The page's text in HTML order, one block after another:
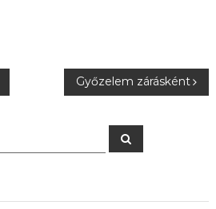
Győzelem zárásként
K
e
s